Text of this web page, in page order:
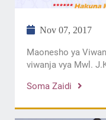
Nov 07, 2017
Maonesho ya
viwanja vya Mwl.
Soma Zaidi